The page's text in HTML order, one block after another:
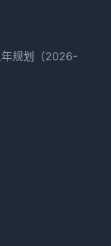
年规划（2026-